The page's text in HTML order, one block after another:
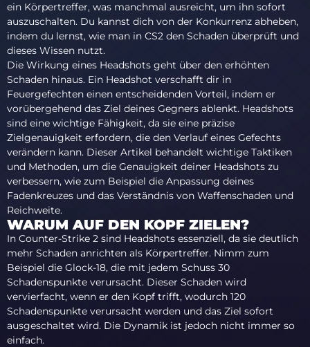
ein Körpertreffer, was manchmal ausreicht, um ihn sofort
auszuschalten. Du kannst dich von der Konkurrenz abheben,
indem du lernst, wie man in CS2 den Schaden überprüft und
dieses Wissen nutzt.
Die Wirkung eines Headshots geht über den erhöhten
Schaden hinaus. Ein Headshot verschafft dir in
Feuergefechten einen entscheidenden Vorteil, indem er
vorübergehend das Ziel deines Gegners ablenkt. Headshots
sind eine wichtige Fähigkeit, da sie eine präzise
Zielgenauigkeit erfordern, die den Verlauf eines Gefechts
verändern kann. Dieser Artikel behandelt wichtige Taktiken
und Methoden, um die Genauigkeit deiner Headshots zu
verbessern, wie zum Beispiel die Anpassung deines
Fadenkreuzes und das Verständnis von Waffenschaden und
Reichweite.
WARUM AUF DEN KOPF ZIELEN?
In Counter-Strike 2 sind Headshots essenziell, da sie deutlich
mehr Schaden anrichten als Körpertreffer. Nimm zum
Beispiel die Glock-18, die mit jedem Schuss 30
Schadenspunkte verursacht. Dieser Schaden wird
vervierfacht, wenn er den Kopf trifft, wodurch 120
Schadenspunkte verursacht werden und das Ziel sofort
ausgeschaltet wird. Die Dynamik ist jedoch nicht immer so
einfach.